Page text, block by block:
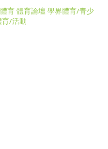
育 體育論壇 學界體育/青少
育/活動